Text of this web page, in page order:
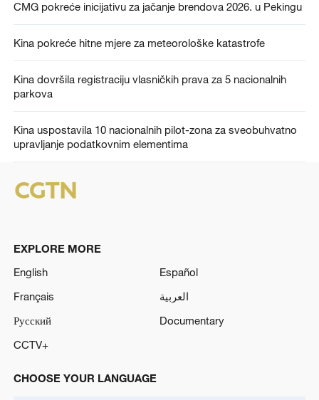
CMG pokreće inicijativu za jačanje brendova 2026. u Pekingu
Kina pokreće hitne mjere za meteorološke katastrofe
Kina dovršila registraciju vlasničkih prava za 5 nacionalnih
parkova
Kina uspostavila 10 nacionalnih pilot-zona za sveobuhvatno
upravljanje podatkovnim elementima
EXPLORE MORE
English
Español
Français
العربية
Русский
Documentary
CCTV+
CHOOSE YOUR LANGUAGE